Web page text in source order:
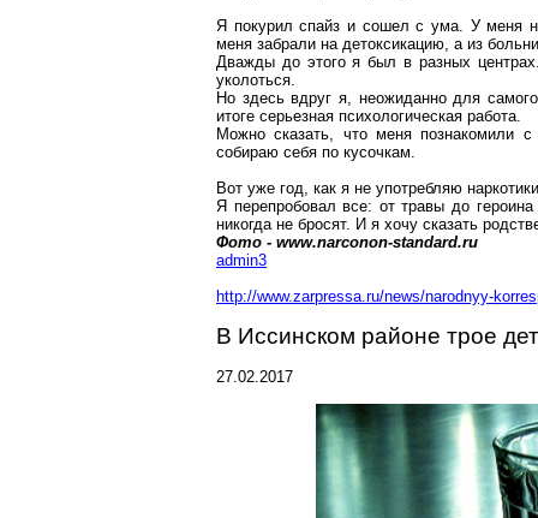
Я покурилспайз и сошел с ума. У меня
меня забрали на детоксикацию, а из
Дважды до этого я был в разных
уколоться.
Но здесь вдруг я, неожиданно для
итоге серьезная психологическая работа.
Можно сказать, что меня познакомили
собираю себя по кусочкам.
Вот уже год, как я не употребляю
Я перепробовал все: от травы до
никогда не бросят. И я хочу сказать
Фото - www.narconon-standard.ru
admin3
http://www.zarpressa.ru/news/narodnyy-
В Иссинском районе трое
27.02.2017